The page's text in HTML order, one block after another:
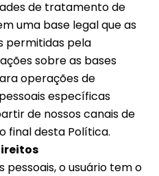
de tratamento de
uma base legal que as
permitidas pela
sobre as bases
operações de
específicas
de nossos canais de
final desta Política.
pessoais, o usuário tem o